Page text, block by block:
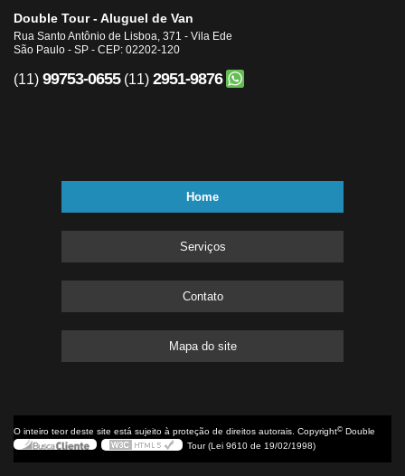
Double Tour - Aluguel de Van
Rua Santo Antônio de Lisboa, 371 - Vila Ede
São Paulo - SP - CEP: 02202-120
(11) 99753-0655 (11) 2951-9876
Home
Serviços
Contato
Mapa do site
O inteiro teor deste site está sujeito à proteção de direitos autorais. Copyright© Double
Tour (Lei 9610 de 19/02/1998)